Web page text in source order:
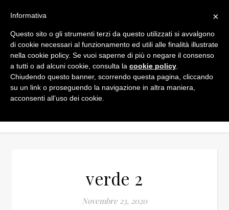
verde 2
Novembre 23, 2020
×
Informativa
Questo sito o gli strumenti terzi da questo utilizzati si avvalgono
di cookie necessari al funzionamento ed utili alle finalità illustrate
nella cookie policy. Se vuoi saperne di più o negare il consenso
a tutti o ad alcuni cookie, consulta la cookie policy
Chiudendo questo banner, scorrendo questa pagina, cliccando
su un link o proseguendo la navigazione in altra maniera,
acconsenti all’uso dei cookie.